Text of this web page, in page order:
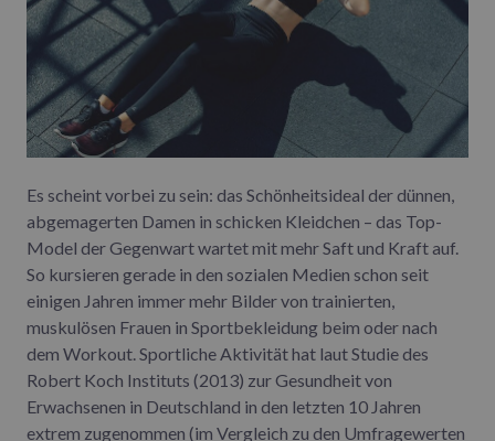
Es scheint vorbei zu sein: das Schönheitsideal der dünnen,
abgemagerten Damen in schicken Kleidchen – das Top-
Model der Gegenwart wartet mit mehr Saft und Kraft auf.
So kursieren gerade in den sozialen Medien schon seit
einigen Jahren immer mehr Bilder von trainierten,
muskulösen Frauen in Sportbekleidung beim oder nach
dem Workout. Sportliche Aktivität hat laut Studie des
Robert Koch Instituts (2013) zur Gesundheit von
Erwachsenen in Deutschland in den letzten 10 Jahren
extrem zugenommen (im Vergleich zu den Umfragewerten